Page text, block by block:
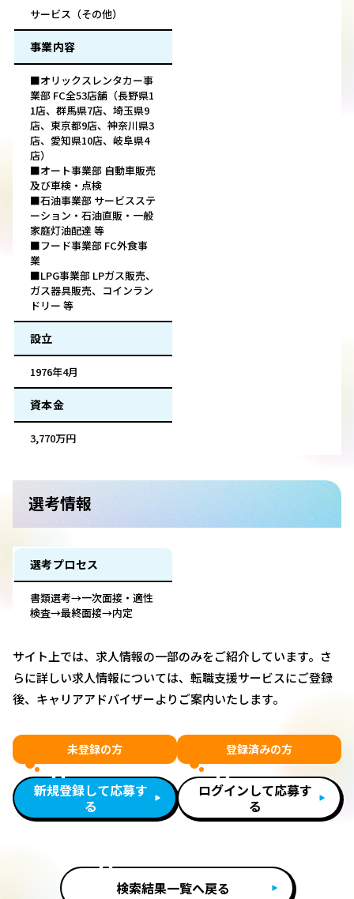
サービス（その他）
事業内容
■オリックスレンタカー事
業部 FC全53店舗（長野県1
1店、群馬県7店、埼玉県9
店、東京都9店、神奈川県3
店、愛知県10店、岐阜県4
店）
■オート事業部 自動車販売
及び車検・点検
■石油事業部 サービスステ
ーション・石油直販・一般
家庭灯油配達 等
■フード事業部 FC外食事
業
■LPG事業部 LPガス販売、
ガス器具販売、コインラン
ドリー 等
設立
1976年4月
資本金
3,770万円
選考情報
選考プロセス
書類選考→一次面接・適性
検査→最終面接→内定
サイト上では、求人情報の一部のみをご紹介しています。さ
らに詳しい求人情報については、転職支援サービスにご登録
後、キャリアアドバイザーよりご案内いたします。
未登録の方
新規登録して応募す
る
登録済みの方
ログインして応募す
る
検索結果一覧へ戻る